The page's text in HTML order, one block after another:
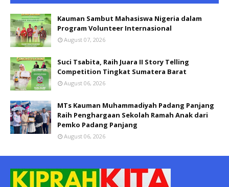
Kauman Sambut Mahasiswa Nigeria dalam
Program Volunteer Internasional
August 07, 2026
Suci Tsabita, Raih Juara II Story Telling
Competition Tingkat Sumatera Barat
August 06, 2026
MTs Kauman Muhammadiyah Padang Panjang
Raih Penghargaan Sekolah Ramah Anak dari
Pemko Padang Panjang
August 06, 2026